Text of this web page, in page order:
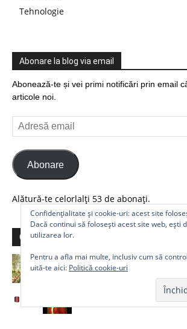
Tehnologie
Abonare la blog via email
Abonează-te și vei primi notificări prin email
articole noi.
Adresă
email
Abonare
Alătură-te celorlalți 53 de abonați.
Comunitate
Confidențialitate și cookie-uri: acest site
Dacă continui să folosești acest site web, ești
utilizarea lor.
Pentru a afla mai multe, inclusiv cum să
uită-te aici: Politică cookie-uri